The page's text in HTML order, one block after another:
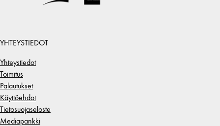
YHTEYSTIEDOT
Yhteystiedot
Toimitus
Palautukset
Käyttöehdot
Tietosuojaseloste
Mediapankki